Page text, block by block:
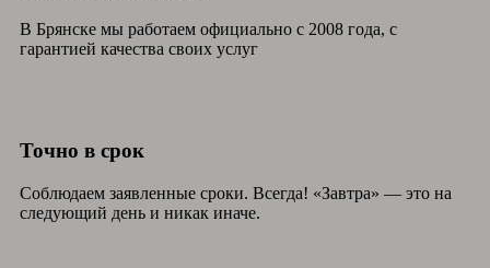
В Брянске мы работаем официально с 2008 года, с
гарантией качества своих услуг
Точно в срок
Соблюдаем заявленные сроки. Всегда! «Завтра» — это на
следующий день и никак иначе.